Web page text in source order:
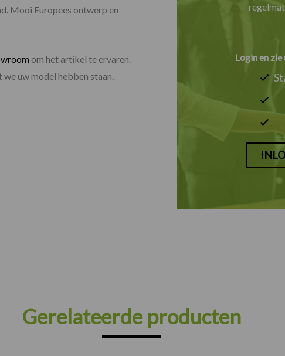
Mooi Europees ontwerp en
om het artikel te ervaren.
uw model hebben staan.
Login en
Gerelateerde producten